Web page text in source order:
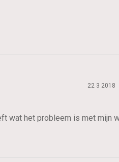
22 3 2018
wat het probleem is met mijn